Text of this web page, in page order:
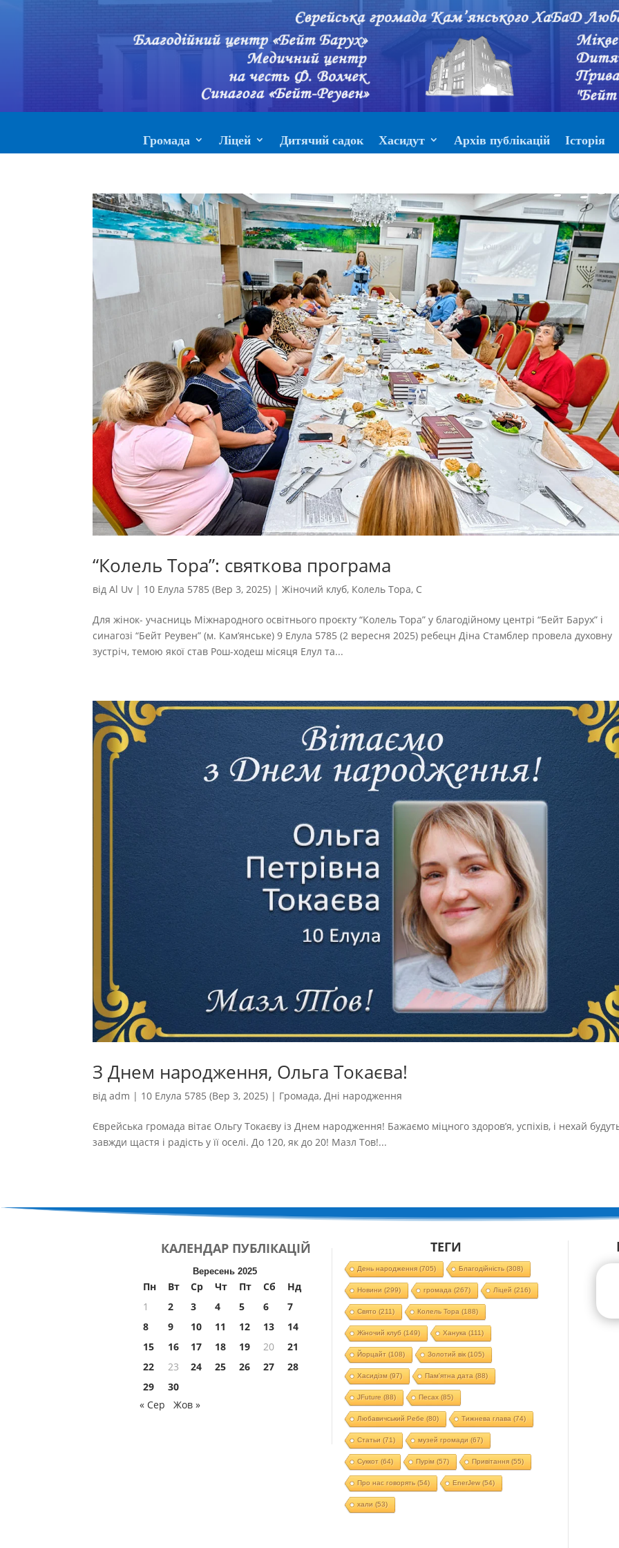
Громада Ліцей Дитячий садок Хасидут Архів публікацій Історія
“Колель Тора”: святкова програма
відAl Uv | 10 Елула 5785 (Вер 3, 2025) |Жіночий клуб, Колель Тора, С
Для жінок- учасниць Міжнародного освітнього проєкту “Колель Тора” у благодійному центрі “Бейт Барух” і
синагозі “Бейт Реувен” (м. Кам’янське) 9 Елула 5785 (2 вересня 2025) ребецн Діна Стамблер провела духовну
зустріч, темою якої став Рош-ходеш місяця Елул та...
З Днем народження, Ольга Токаєва!
відadm | 10 Елула 5785 (Вер 3, 2025) | Громада,Дні народження
Єврейська громада вітає Ольгу Токаєву із Днем народження! Бажаємо міцного здоров’я, успіхів, і нехай
завжди щастя і радість у її оселі. До 120, як до 20! Мазл Тов!...
КАЛЕНДАР ПУБЛІКАЦІЙ
Вересень 2025
Пн Вт Ср Чт Пт Сб
Нд
1
2 3 4 5 6
7
8
9 10 11 12 13
14
15
16 17 18 19 20
21
22
23 24 25 26 27
28
29
30
« Сер
Жов »
ТЕГИ
День народження(705) Благодійність(308)
Новини (299) громада (267) Ліцей (216)
Свято (211) Колель Тора (188)
Жіночий клуб (149) Ханука (111)
Йорцайт (108) Золотий вік(105)
Хасидізм (97) Пам'ятна дата (88)
JFuture (88) Песах(85)
Любавичський Ребе (80) Тижнева глава (74)
Статьи (71) музей громади (67)
Суккот (64) Пурім (57) Привітання(55)
Про нас говорять(54) EnerJew(54)
хали (53)